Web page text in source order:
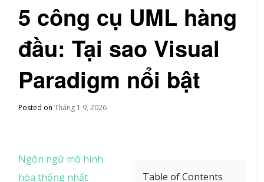
5 công cụ UML hàng
đầu: Tại sao Visual
Paradigm nổi bật
Posted onTháng 1 9, 2026
Table of Contents
Ngôn ngữ mô hình
hóa thống nhất